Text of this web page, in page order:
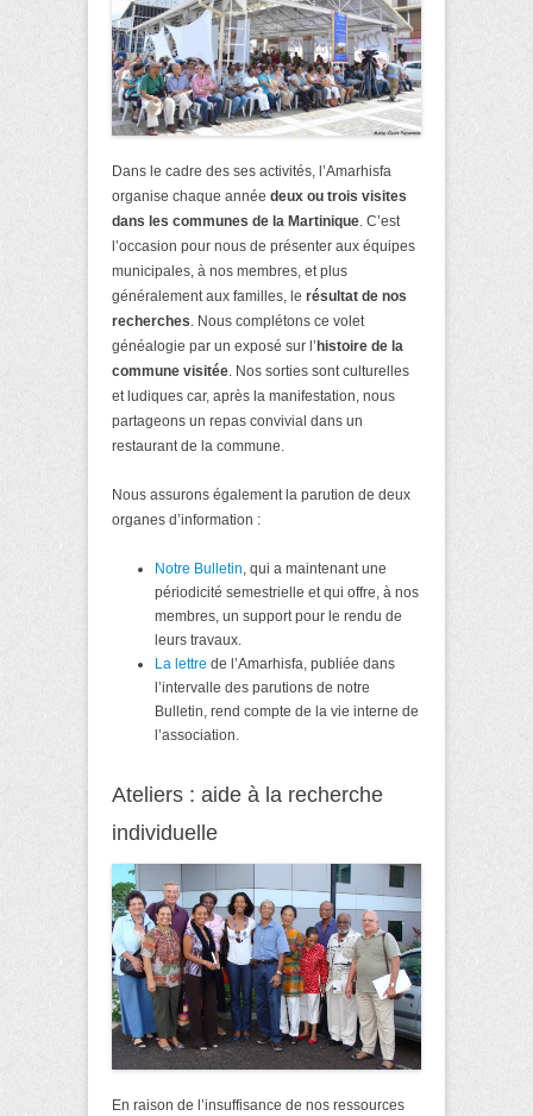
Dans le cadre des ses activités, l’Amarhisfa
organise chaque année deux ou trois visites
dans les communes de la Martinique. C’est
l’occasion pour nous de présenter aux équipes
municipales, à nos membres, et plus
généralement aux familles, le résultat de nos
recherches. Nous complétons ce volet
généalogie par un exposé sur l’ histoire de la
commune visitée. Nos sorties sont culturelles
et ludiques car, après la manifestation, nous
partageons un repas convivial dans un
restaurant de la commune.
Nous assurons également la parution de deux
organes d’information :
Notre Bulletin, qui a maintenant une
périodicité semestrielle et qui offre, à nos
membres, un support pour le rendu de
leurs travaux.
La lettre de l’Amarhisfa, publiée dans
l’intervalle des parutions de notre
Bulletin, rend compte de la vie interne de
l’association.
Ateliers : aide à la recherche
individuelle
En raison de l’insuffisance de nos ressources